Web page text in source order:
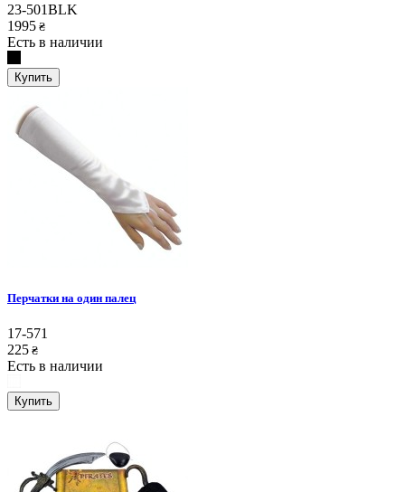
23-501BLK
1995 ₴
Есть в наличии
Купить
Перчатки на один палец
17-571
225 ₴
Есть в наличии
Купить